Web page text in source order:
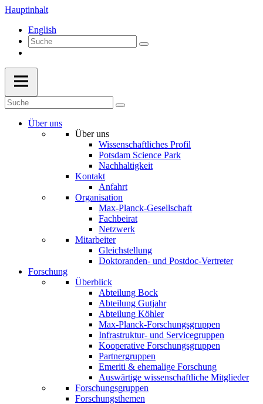
Hauptinhalt
English
Über uns
Über uns
Wissenschaftliches Profil
Potsdam Science Park
Nachhaltigkeit
Kontakt
Anfahrt
Organisation
Max-Planck-Gesellschaft
Fachbeirat
Netzwerk
Mitarbeiter
Gleichstellung
Doktoranden- und Postdoc-Vertreter
Forschung
Überblick
Abteilung Bock
Abteilung Gutjahr
Abteilung Köhler
Max-Planck-Forschungsgruppen
Infrastruktur- und Servicegruppen
Kooperative Forschungsgruppen
Partnergruppen
Emeriti & ehemalige Forschung
Auswärtige wissenschaftliche Mitglieder
Forschungsgruppen
Forschungsthemen